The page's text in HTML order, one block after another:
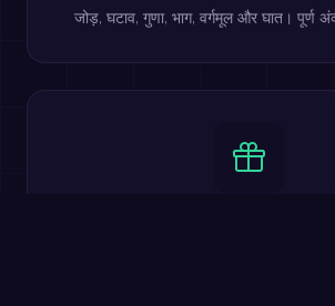
जोड़, घटाव, गुणा, भाग, वर्गमूल और घात। पूर्ण